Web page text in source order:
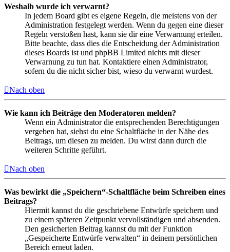
Weshalb wurde ich verwarnt?
In jedem Board gibt es eigene Regeln, die meistens von der
Administration festgelegt werden. Wenn du gegen eine dieser
Regeln verstoßen hast, kann sie dir eine Verwarnung erteilen.
Bitte beachte, dass dies die Entscheidung der Administration
dieses Boards ist und phpBB Limited nichts mit dieser
Verwarnung zu tun hat. Kontaktiere einen Administrator,
sofern du die nicht sicher bist, wieso du verwarnt wurdest.
Nach oben
Wie kann ich Beiträge den Moderatoren melden?
Wenn ein Administrator die entsprechenden Berechtigungen
vergeben hat, siehst du eine Schaltfläche in der Nähe des
Beitrags, um diesen zu melden. Du wirst dann durch die
weiteren Schritte geführt.
Nach oben
Was bewirkt die „Speichern“-Schaltfläche beim Schreiben eines
Beitrags?
Hiermit kannst du die geschriebene Entwürfe speichern und
zu einem späteren Zeitpunkt vervollständigen und absenden.
Den gesicherten Beitrag kannst du mit der Funktion
„Gespeicherte Entwürfe verwalten“ in deinem persönlichen
Bereich erneut laden.